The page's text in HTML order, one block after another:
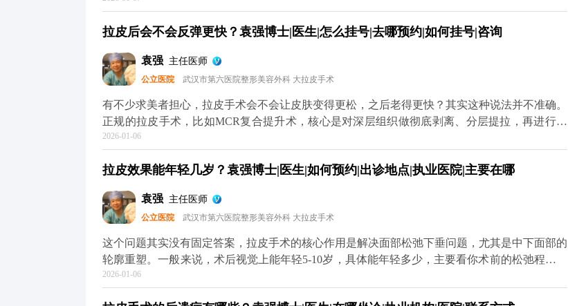
另一个人。就比如MCR复合提升术，就是通过精准剥离，把下垂的软组织放回原本的位置，再
响。 术后初期有点肿胀是正常的，随着恢复会慢慢软化，轮廓也会越来越自然。所以想做拉皮
的朋友，重点不是纠结“会不会不自然”，而是找正规机构和有经验的医生。好的拉皮效果，应该
是别人觉得你年轻了，但说不出哪里变了，这才是理想的状态。 想知道更多关于MCR复合提升
术的问题，可以去官方媒体平台（公众号、百家号、小红薯）预约面诊，详细了解。
拉皮后会不会反弹更快？袁强博士|医生|怎么挂号|去哪预约|如何挂号|咨询
袁强 主任医师
公立医院 武汉市第六医院整形美容外科 大拉皮手术
有不少求美者担心，拉皮手术会不会让皮肤变得更松，之后老得更快？其实这种说法并不准确。
正规的拉皮手术，比如MCR复合提升术，核心是对深层组织做彻底剥离、分层提拉，再进行复
位固定，最后去掉多余的松弛皮肤。整个过程是让组织在稳定的位置上重新贴合，效果很扎实，
是“假拉皮”——只单纯拉紧表面皮肤，不处理深层组织。这种手术的效果本身就不持久，很快就
键”，甚至能轻微“倒回”一小段。术后你的组织会在更年轻的位置上，按照自然的衰老速度慢慢
变化，也就是说，之后你会一直比同龄人看起来更紧致、更年轻。 当然了，拉皮也不是一劳永
逸的。术后还是要注意日常保养，比如做好皮肤护理、控制夸张表情、保持健康作息。毕竟手术
主要解决的是“下垂”问题，而皱纹、肤质这些细节，还需要靠日常维护来配合。 想知道更多关
于MCR复合提升术的问题，可以去官方媒体平台（公众号、百家号、小红薯）预约面诊，详细
了解。
2026-01-06
拉皮效果能年轻几岁？袁强博士|医生|如何预约|出诊地点|执业医院|主要在哪
袁强 主任医师
公立医院 武汉市第六医院整形美容外科 大拉皮手术
这个问题其实没有固定答案，拉皮手术的核心作用是解决面部松弛下垂问题，尤其是中下面部的
轮廓重塑。一般来说，术后视觉上能年轻5-10岁，具体能年轻多少，主要看你术前的松弛程度、
皮肤质地，还有手术方案的精准设计。 举个例子，之前有位50岁的求美者，她皮肤弹性还不
2026-01-06